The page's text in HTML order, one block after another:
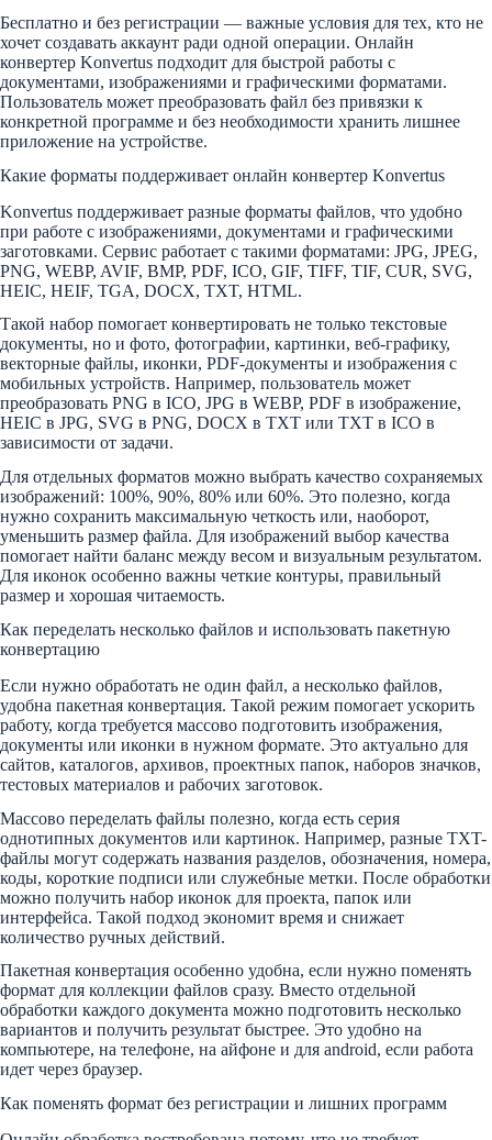
Бесплатно и без регистрации — важные условия для тех, кто не
хочет создавать аккаунт ради одной операции. Онлайн
конвертер Konvertus подходит для быстрой работы с
документами, изображениями и графическими форматами.
Пользователь может преобразовать файл без привязки к
конкретной программе и без необходимости хранить лишнее
приложение на устройстве.
Какие форматы поддерживает онлайн конвертер Konvertus
Konvertus поддерживает разные форматы файлов, что удобно
при работе с изображениями, документами и графическими
заготовками. Сервис работает с такими форматами: JPG, JPEG,
PNG, WEBP, AVIF, BMP, PDF, ICO, GIF, TIFF, TIF, CUR, SVG,
HEIC, HEIF, TGA, DOCX, TXT, HTML.
Такой набор помогает конвертировать не только текстовые
документы, но и фото, фотографии, картинки, веб-графику,
векторные файлы, иконки, PDF-документы и изображения с
мобильных устройств. Например, пользователь может
преобразовать PNG в ICO, JPG в WEBP, PDF в изображение,
HEIC в JPG, SVG в PNG, DOCX в TXT или TXT в ICO в
зависимости от задачи.
Для отдельных форматов можно выбрать качество сохраняемых
изображений: 100%, 90%, 80% или 60%. Это полезно, когда
нужно сохранить максимальную четкость или, наоборот,
уменьшить размер файла. Для изображений выбор качества
помогает найти баланс между весом и визуальным результатом.
Для иконок особенно важны четкие контуры, правильный
размер и хорошая читаемость.
Как переделать несколько файлов и использовать пакетную
конвертацию
Если нужно обработать не один файл, а несколько файлов,
удобна пакетная конвертация. Такой режим помогает ускорить
работу, когда требуется массово подготовить изображения,
документы или иконки в нужном формате. Это актуально для
сайтов, каталогов, архивов, проектных папок, наборов значков,
тестовых материалов и рабочих заготовок.
Массово переделать файлы полезно, когда есть серия
однотипных документов или картинок. Например, разные TXT-
файлы могут содержать названия разделов, обозначения, номера,
коды, короткие подписи или служебные метки. После обработки
можно получить набор иконок для проекта, папок или
интерфейса. Такой подход экономит время и снижает
количество ручных действий.
Пакетная конвертация особенно удобна, если нужно поменять
формат для коллекции файлов сразу. Вместо отдельной
обработки каждого документа можно подготовить несколько
вариантов и получить результат быстрее. Это удобно на
компьютере, на телефоне, на айфоне и для android, если работа
идет через браузер.
Как поменять формат без регистрации и лишних программ